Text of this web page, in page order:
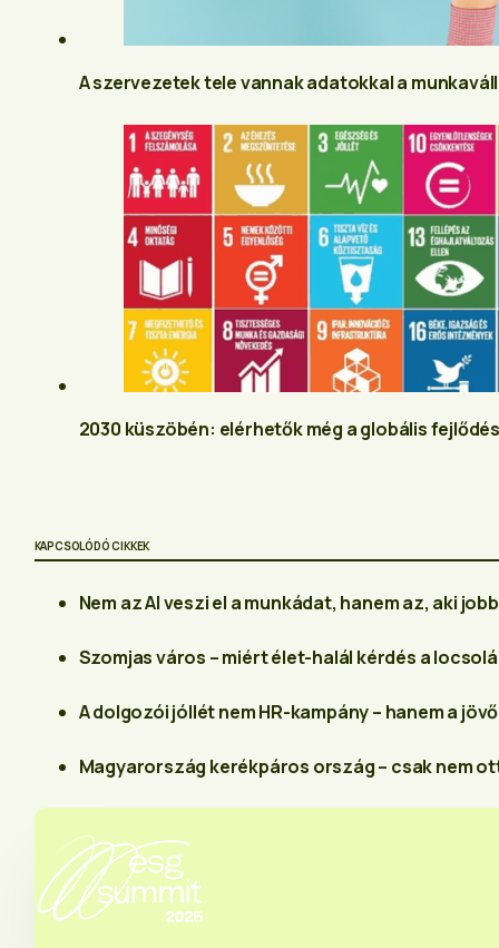
A szervezetek tele vannak adatokkal a
2030 küszöbén: elérhetők még a globális
KAPCSOLÓDÓ CIKKEK
Nem az AI veszi el a munkádat, hanem az, aki
Szomjas város – miért élet-halál kérdés a
A dolgozói jóllét nem HR-kampány – hanem a
Magyarország kerékpáros ország – csak nem